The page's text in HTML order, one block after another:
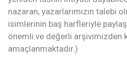
nazaran, yazarlarımızın talebi
isimlerinin baş harfleriyle
önemli ve değerli arşivimizden
amaçlanmaktadır.)